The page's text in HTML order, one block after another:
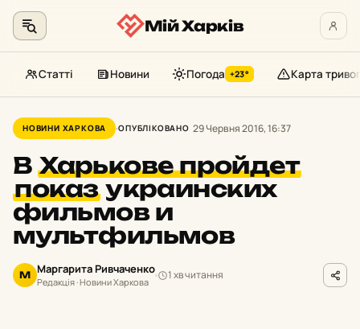
до
контенту
Мій Харків
Статті Новини Погода +23° Карта тривог
НОВИНИ ХАРКОВА ОПУБЛІКОВАНО 29 Червня 2016, 16:37
В Харькове пройдет
показукраинских
фильмов и
мультфильмов
М Маргарита Ривчаченко
Редакція · Новини Харкова
1 хв читання